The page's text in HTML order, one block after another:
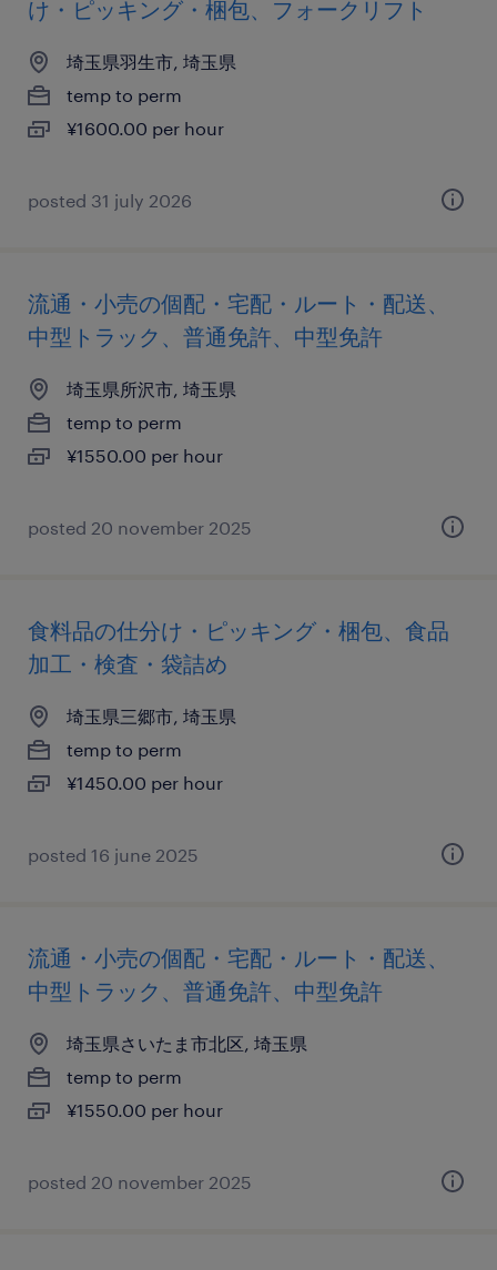
け・ピッキング・梱包、フォークリフト
埼玉県羽生市, 埼玉県
temp to perm
¥1600.00 per hour
posted 31 july 2026
流通・小売の個配・宅配・ルート・配送、
中型トラック、普通免許、中型免許
埼玉県所沢市, 埼玉県
temp to perm
¥1550.00 per hour
posted 20 november 2025
食料品の仕分け・ピッキング・梱包、食品
加工・検査・袋詰め
埼玉県三郷市, 埼玉県
temp to perm
¥1450.00 per hour
posted 16 june 2025
流通・小売の個配・宅配・ルート・配送、
中型トラック、普通免許、中型免許
埼玉県さいたま市北区, 埼玉県
temp to perm
¥1550.00 per hour
posted 20 november 2025